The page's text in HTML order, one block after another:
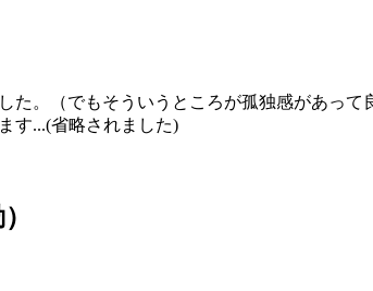
。（でもそういうところが孤独感があって
す...(省略されました)